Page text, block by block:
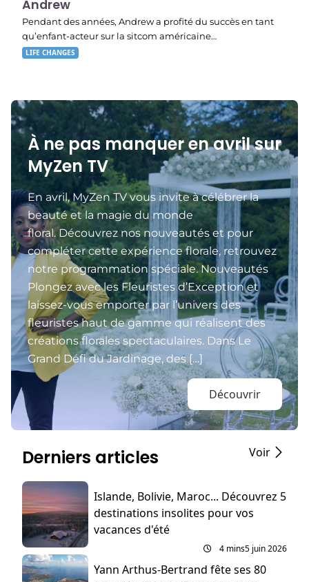
Andrew
Pendant des années, Andrew a profité du succès en tant
qu’enfant-acteur sur la sitcom américaine…
LIFE CHANGES
À ne pas manquer en avril sur
MyZen TV
En avril, MyZen TV vous invite à célébrer la
beauté et la magie du monde
floral. Découvrez nos nouveautés et pour
compléter cette expérience florale, retrouvez
notre programmation spéciale. Nouveautés
Plongez avec les Fleuristes d’Exception et
laissez-vous emporter par l’univers des
fleuristes haut de gamme qui réalisent des
créations florales spectaculaires. Dans Le
Grand Défi du Jardinage, des […]
Découvrir
Derniers articles Voir
Islande, Bolivie, Maroc... Découvrez 5
destinations insolites pour vos
vacances d'été
4 mins5 juin 2026
Yann Arthus-Bertrand fête ses 80